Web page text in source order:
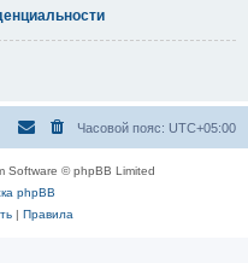
Часовой пояс: UTC+05:00
Software © phpBB Limited
phpBB
| Правила